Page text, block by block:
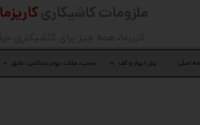
کاریزما
اصلی پنل دیوار و کف چسب، ملات، پودر بندکشی، عایق